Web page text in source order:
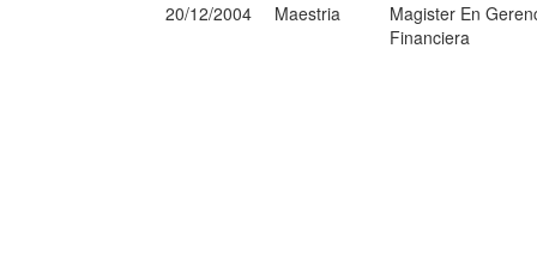
20/12/2004
Maestria
Magister En
Financiera